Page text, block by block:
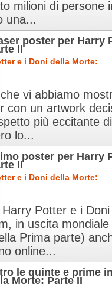
milioni di persone
una...
poster per Harry
II
e i Doni della Morte:
vi abbiamo
con un artwork
più eccitante
lo...
poster per Harry
II
e i Doni della Morte:
Potter e i
in uscita
Prima parte)
online...
le quinte e prime
Morte: Parte II